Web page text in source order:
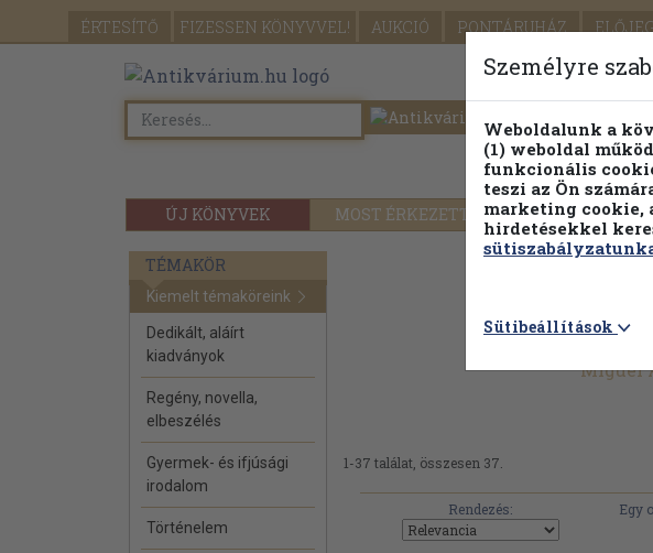
ÉRTESÍTŐ FIZESSEN KÖNYVVEL! AUKCIÓ PONTÁRUHÁZ
ÚJ KÖNYVEK MOST ÉRKEZETT PILLANATNYI
TÉMAKÖR
Kiemelt témaköreink
Dedikált, aláírt
kiadványok
Regény, novella,
elbeszélés
Gyermek- és ifjúsági
irodalom
Történelem
Miguel
1-37 találat, összesen 37.
Rendezés:
Egy
Személyre
Weboldalunk a
(1) weboldal
funkcionális
teszi az Ön
marketing cookie,
hirdetésekkel
Sütibeállítások